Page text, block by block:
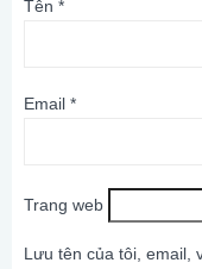
Tên *
Email *
Trang web
Lưu tên của tôi, email,